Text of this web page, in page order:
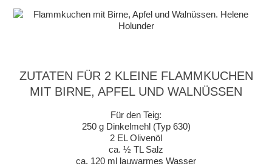
ZUTATEN FÜR 2 KLEINE FLAMMKUCHEN
MIT BIRNE, APFEL UND WALNÜSSEN
Für den Teig:
250 g Dinkelmehl (Typ 630)
2 EL Olivenöl
ca. ½ TL Salz
ca. 120 ml lauwarmes Wasser